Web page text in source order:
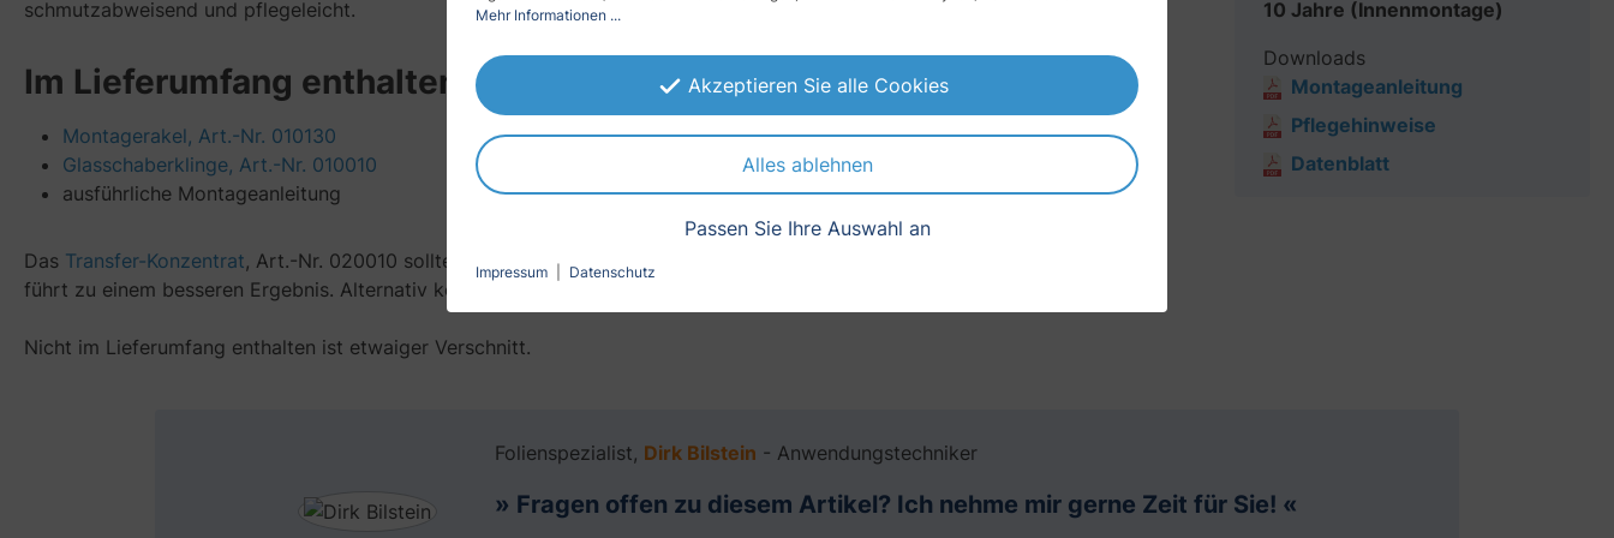
schmutzabweisend und pflegeleicht.
Im Lieferumfang enthalten
Montagerakel, Art.-Nr. 010130
Glasschaberklinge, Art.-Nr. 010010
ausführliche Montageanleitung
Das Transfer-Konzentrat, Art.-Nr. 020010 sollten Sie unbedingt zusätzlich bestellen. Es erleichtert Ihnen die Montage und
führt zu einem besseren Ergebnis. Alternativ können Sie auch einen pH-neutralen Reiniger verwenden.
Nicht im Lieferumfang enthalten ist etwaiger Verschnitt.
10 Jahre (Innenmontage)
Downloads
Montageanleitung
Pflegehinweise
Datenblatt
Folienspezialist, Dirk Bilstein - Anwendungstechniker
» Fragen offen zu diesem Artikel? Ich nehme mir gerne Zeit für Sie! «
Mehr Informationen ...
Akzeptieren Sie alle Cookies
Alles ablehnen
Passen Sie Ihre Auswahl an
Impressum Datenschutz